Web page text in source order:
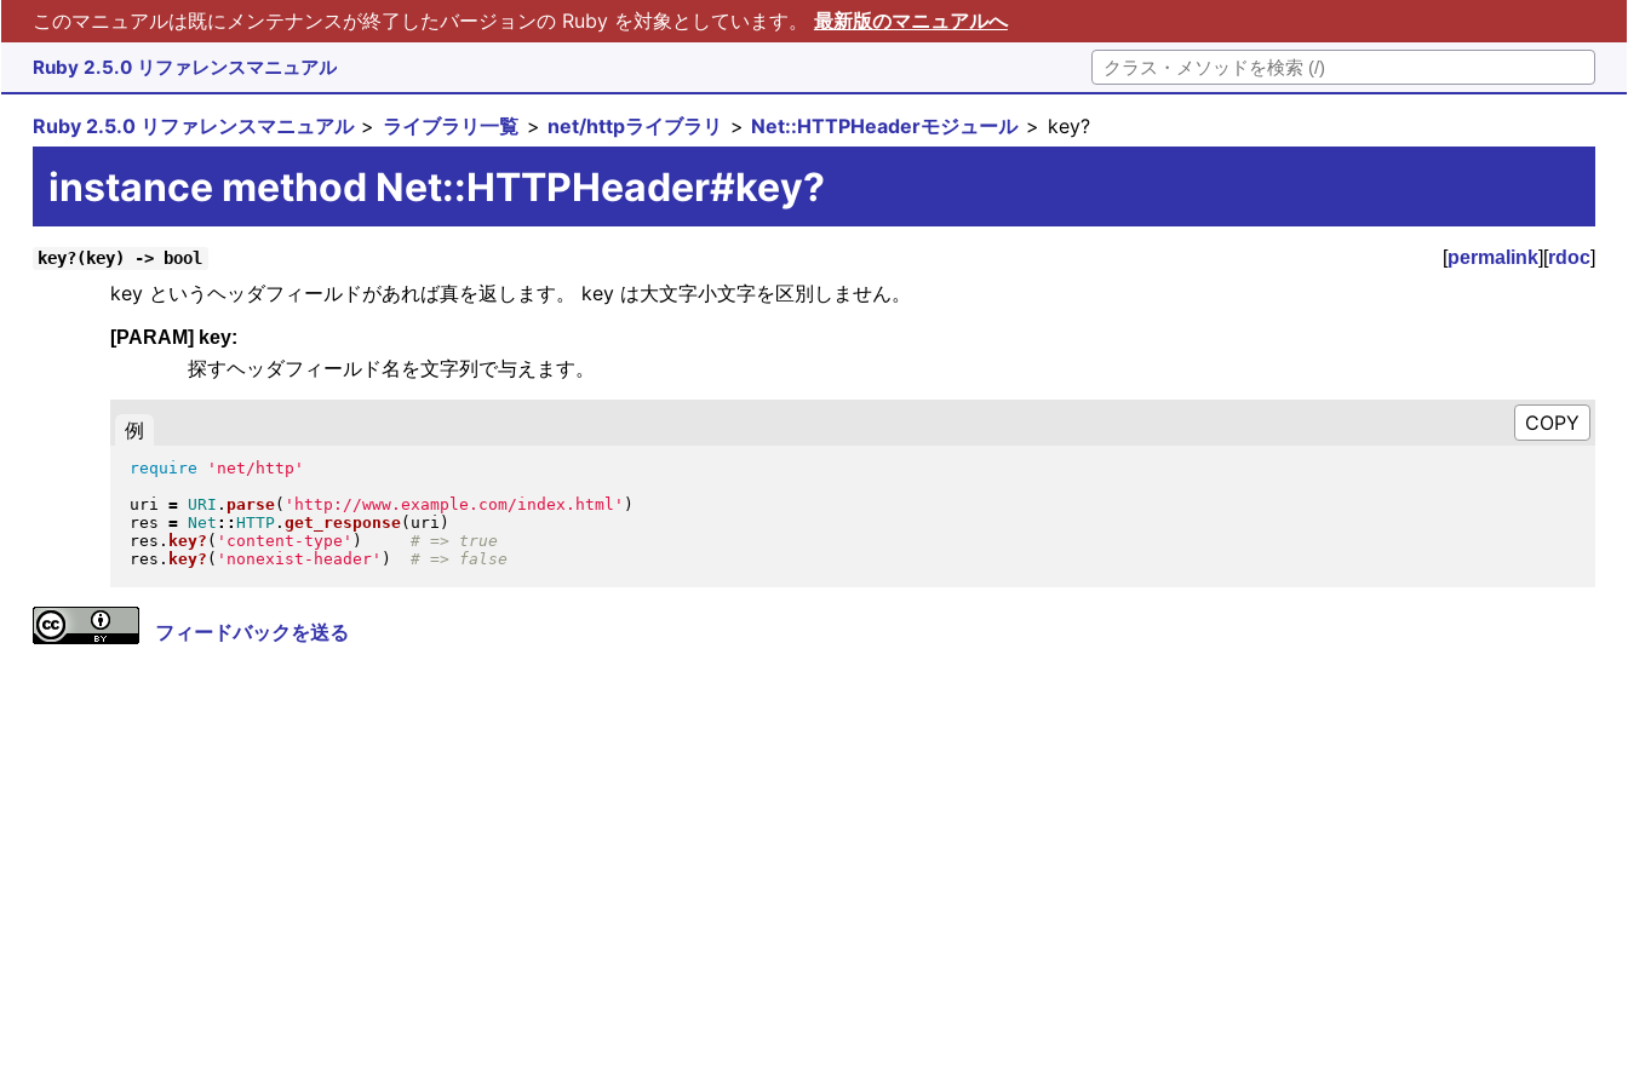
このマニュアルは既にメンテナンスが終了したバージョンの Ruby を対象としています。 最新版のマニュアルへ
Ruby 2.5.0 リファレンスマニュアル
Ruby 2.5.0 リファレンスマニュアル ライブラリ一覧 net/httpライブラリ Net::HTTPHeaderモジュール key?
instance method Net::HTTPHeader#key?
key?(key) -> bool [permalink][rdoc]
key というヘッダフィールドがあれば真を返します。 key は大文字小文字を区別しません。
[PARAM] key:
探すヘッダフィールド名を文字列で与えます。
例
require
'net/http'
uri = URI . parse( 'http://www.example.com/index.html' )
res = Net :: HTTP. get_response( uri )
res . key? ( 'content-type' )
res . key? ( 'nonexist-header' )
フィードバックを送る